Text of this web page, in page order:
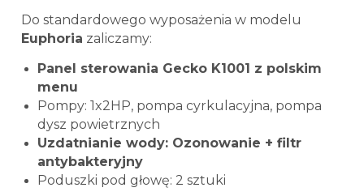
Do standardowego wyposażenia w modelu
Euphoria zaliczamy:
Panel sterowania Gecko K1001 z polskim
menu
Pompy: 1x2HP, pompa cyrkulacyjna, pompa
dysz powietrznych
Uzdatnianie wody: Ozonowanie + filtr
antybakteryjny
Poduszki pod głowę: 2 sztuki